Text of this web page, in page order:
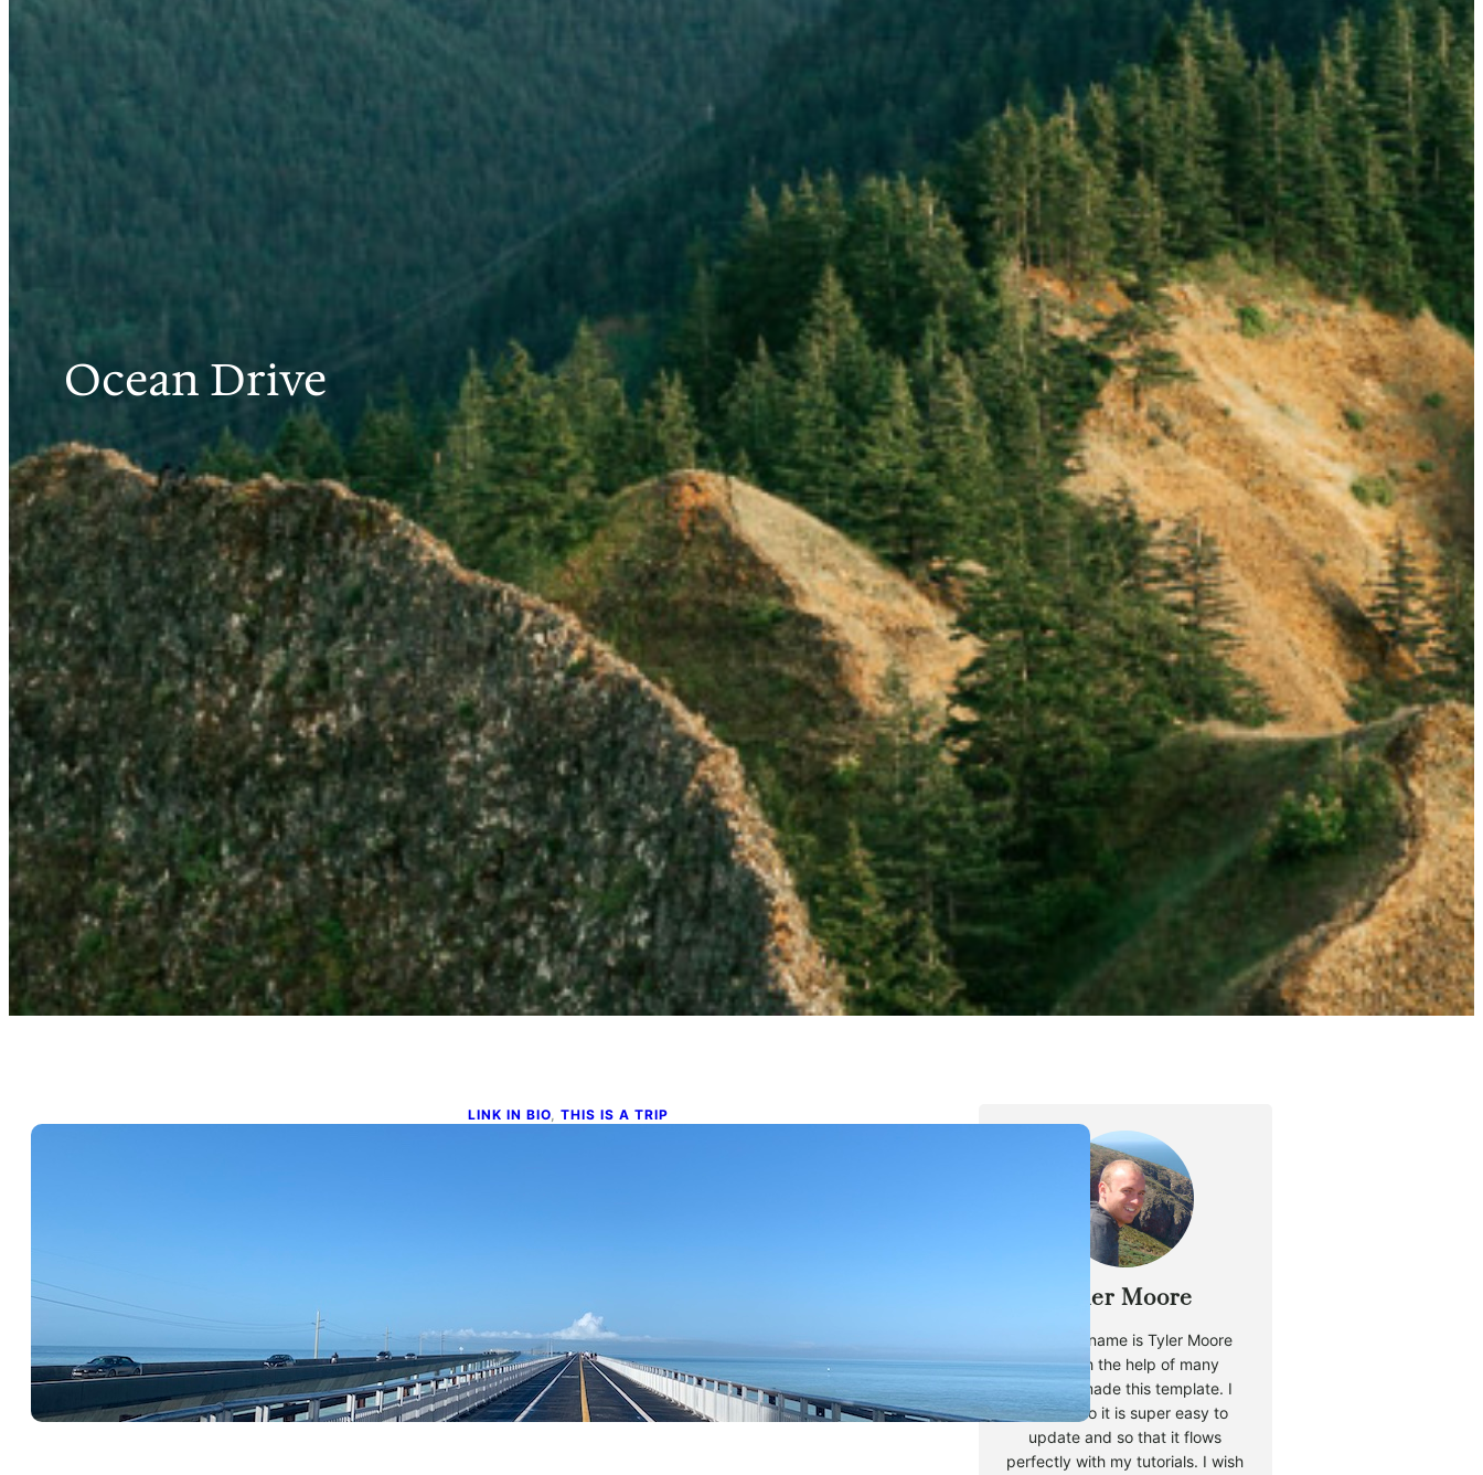
Ocean Drive
LINK IN BIO, THIS IS A TRIP
Tyler Moore
Hello, my name is Tyler Moore
and with the help of many
people I made this template. I
made it so it is super easy to
update and so that it flows
perfectly with my tutorials. I wish